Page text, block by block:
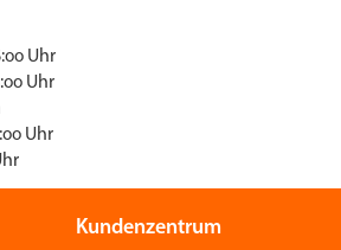
Uhr
Uhr
Uhr
Kundenzentrum